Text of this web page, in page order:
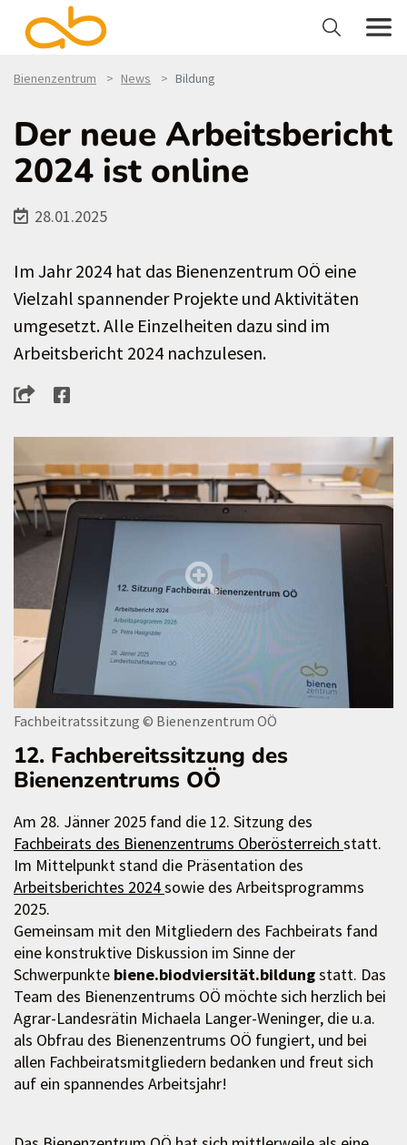
Bienenzentrum News Bildung
Der neue Arbeitsbericht
2024 ist online
28.01.2025
Im Jahr 2024 hat das Bienenzentrum OÖ eine
Vielzahl spannender Projekte und Aktivitäten
umgesetzt. Alle Einzelheiten dazu sind im
Arbeitsbericht 2024 nachzulesen.
Fachbeitratssitzung © Bienenzentrum OÖ
12. Fachbereitssitzung des
Bienenzentrums OÖ
Am 28. Jänner 2025 fand die 12. Sitzung des
Fachbeirats des Bienenzentrums Oberösterreich statt.
Im Mittelpunkt stand die Präsentation des
Arbeitsberichtes 2024sowie des Arbeitsprogramms
2025.
Gemeinsam mit den Mitgliedern des Fachbeirats fand
eine konstruktive Diskussion im Sinne der
Schwerpunkte biene.biodviersität.bildungstatt. Das
Team des Bienenzentrums OÖ möchte sich herzlich bei
Agrar-Landesrätin Michaela Langer-Weninger, die u.a.
als Obfrau des Bienenzentrums OÖ fungiert, und bei
allen Fachbeiratsmitgliedern bedanken und freut sich
auf ein spannendes Arbeitsjahr!